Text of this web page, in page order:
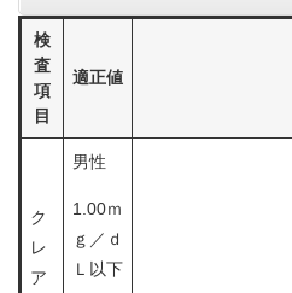
検
査
項
目
適正値
ク
レ
ア
男性
1.00ｍ
ｇ／ｄ
Ｌ以下